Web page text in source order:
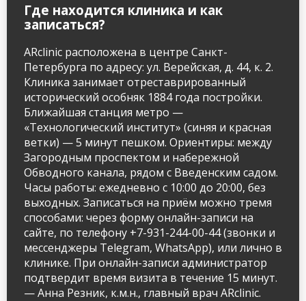
Где находится клиника и как
записаться?
ARclinic расположена в центре Санкт-
Петербурга по адресу: ул. Верейская, д. 44, к. 2.
Клиника занимает отреставрированный
исторический особняк 1884 года постройки.
Ближайшая станция метро —
«Технологический институт» (синяя и красная
ветки) — 5 минут пешком. Ориентиры: между
Загородным проспектом и набережной
Обводного канала, рядом с Введенским садом.
Часы работы: ежедневно с 10:00 до 20:00, без
выходных. Записаться на приём можно тремя
способами: через форму онлайн-записи на
сайте, по телефону +7-931-244-00-44 (звонки и
мессенджеры Telegram, WhatsApp), или лично в
клинике. При онлайн-записи администратор
подтвердит время визита в течение 15 минут.
— Анна Резник, к.м.н., главный врач ARclinic.